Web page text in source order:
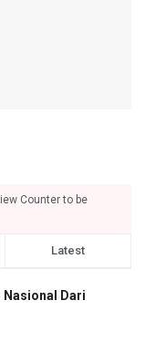
Counter to be
Latest
Nasional Dari